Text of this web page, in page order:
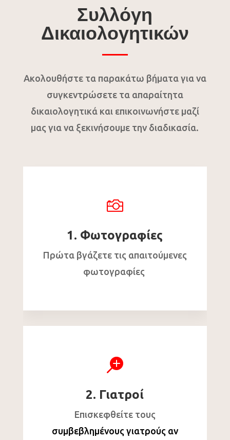
Συλλόγη
Δικαιολογητικών
Ακολουθήστε τα παρακάτω βήματα για να
συγκεντρώσετε τα απαραίτητα
δικαιολογητικά και επικοινωνήστε μαζί
μας για να ξεκινήσουμε την διαδικασία.

1. Φωτογραφίες
Πρώτα βγάζετε τις απαιτούμενες
φωτογραφίες

2. Γιατροί
Επισκεφθείτε τους
συμβεβλημένους γιατρούς αν